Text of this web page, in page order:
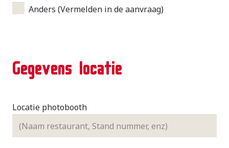
Anders (Vermelden in de aanvraag)
Gegevens locatie
Locatie photobooth